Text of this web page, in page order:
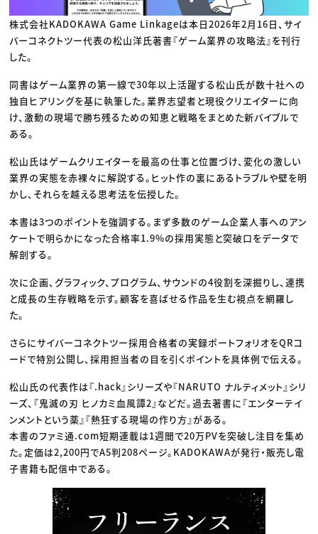
株式会社KADOKAWA Game Linkageは本日2026年2月16日、サイ
バーコネクトツー代表の松山洋氏著書『ゲーム業界の攻略法』を刊行
した。
同書はゲーム業界の第一線で30年以上活躍する松山氏が数十社への
独自ヒアリングを基に執筆した。業界志望者と現役クリエイターに向
け、激動の現場で勝ち残るための知恵と戦略をまとめた新バイブルで
ある。
松山氏はゲームクリエイターを最高の仕事と位置づけ、変化の激しい
業界の実態を赤裸々に解説する。ヒット作の裏にあるトラブルや壁を明
かし、それらを越える思考法を伝授した。
本書は3つのポイントを強調する。まず多数のゲーム企業人事へのアン
ケートで明らかになった合格率1.9%の採用実態と突破口をデータで
解剖する。
次に企画、グラフィック、プログラム、サウンドの4役割を深掘りし、連携
と成長の生存戦略を示す。顧客を喜ばせる作品を生む視点を網羅し
た。
さらにサイバーコネクトツー採用合格者の実録ポートフォリオをQRコ
ードで特別公開し、採用担当者の目を引くポイントを具体例で伝える。
松山氏の代表作は『.hack』シリーズや『NARUTO ナルティメット』シリ
ーズ、『鬼滅の刃 ヒノカミ血風譚2』などだ。過去著書に『エンターテイ
ンメントという薬』『熱狂する現場の作り方』がある。
本書のファミ通.com短期連載は1週間で20万PVを突破し注目を集め
た。定価は2,200円でA5判208ページ。KADOKAWAが発行・販売し電
子書籍も配信中である。